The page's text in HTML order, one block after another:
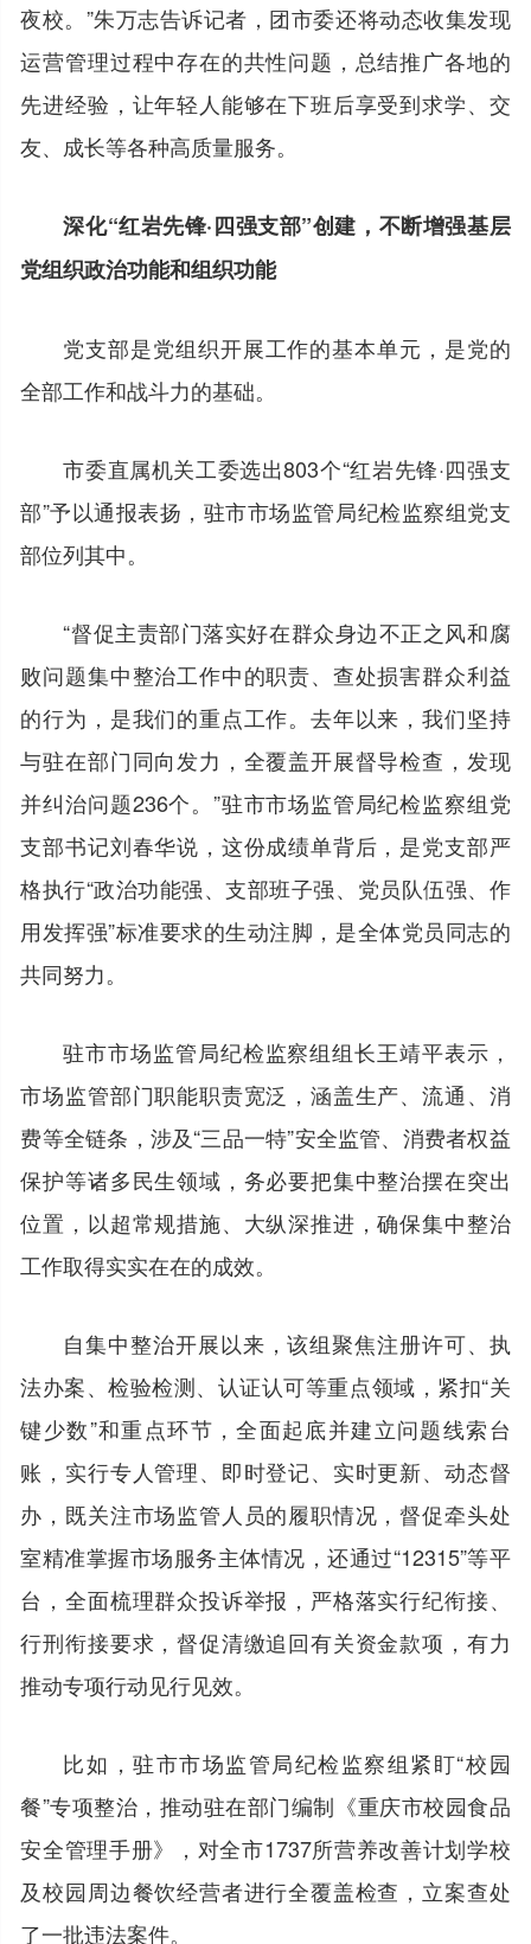
夜校。”朱万志告诉记者，团市委还将动态收集发现
运营管理过程中存在的共性问题，总结推广各地的
先进经验，让年轻人能够在下班后享受到求学、交
友、成长等各种高质量服务。
深化“红岩先锋·四强支部”创建，不断增强基层
党组织政治功能和组织功能
党支部是党组织开展工作的基本单元，是党的
全部工作和战斗力的基础。
市委直属机关工委选出803个“红岩先锋·四强支
部”予以通报表扬，驻市市场监管局纪检监察组党支
部位列其中。
“督促主责部门落实好在群众身边不正之风和腐
败问题集中整治工作中的职责、查处损害群众利益
的行为，是我们的重点工作。去年以来，我们坚持
与驻在部门同向发力，全覆盖开展督导检查，发现
并纠治问题236个。”驻市市场监管局纪检监察组党
支部书记刘春华说，这份成绩单背后，是党支部严
格执行“政治功能强、支部班子强、党员队伍强、作
用发挥强”标准要求的生动注脚，是全体党员同志的
共同努力。
驻市市场监管局纪检监察组组长王靖平表示，
市场监管部门职能职责宽泛，涵盖生产、流通、消
费等全链条，涉及“三品一特”安全监管、消费者权益
保护等诸多民生领域，务必要把集中整治摆在突出
位置，以超常规措施、大纵深推进，确保集中整治
工作取得实实在在的成效。
自集中整治开展以来，该组聚焦注册许可、执
法办案、检验检测、认证认可等重点领域，紧扣“关
键少数”和重点环节，全面起底并建立问题线索台
账，实行专人管理、即时登记、实时更新、动态督
办，既关注市场监管人员的履职情况，督促牵头处
室精准掌握市场服务主体情况，还通过“12315”等平
台，全面梳理群众投诉举报，严格落实行纪衔接、
行刑衔接要求，督促清缴追回有关资金款项，有力
推动专项行动见行见效。
比如，驻市市场监管局纪检监察组紧盯“校园
餐”专项整治，推动驻在部门编制《重庆市校园食品
安全管理手册》，对全市1737所营养改善计划学校
及校园周边餐饮经营者进行全覆盖检查，立案查处
了一批违法案件。